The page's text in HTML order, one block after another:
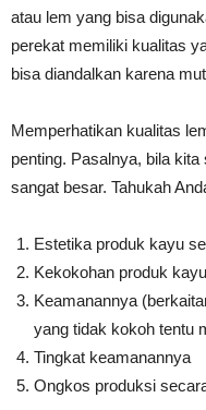
atau lem yang bisa
perekat memiliki kualitas
bisa diandalkan karena
Memperhatikan kualitas
penting. Pasalnya, bila
sangat besar. Tahukah
Estetika produk kayu
Kekokohan produk
Keamanannya
yang tidak kokoh tentu
Tingkat keamanannya
Ongkos produksi